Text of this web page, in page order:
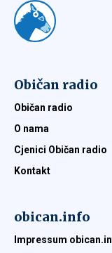
Običan radio
Običan radio
O nama
Cjenici Običan radio
Kontakt
obican.info
Impressum